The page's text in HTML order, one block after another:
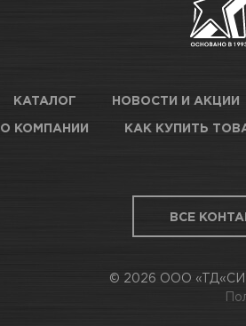
Нет в наличии
Достаточно
КАТАЛОГ НОВОСТИ И АКЦИИ
О КОМПАНИИ КАК КУПИТЬ
ВСЕ
© 2026 ООО